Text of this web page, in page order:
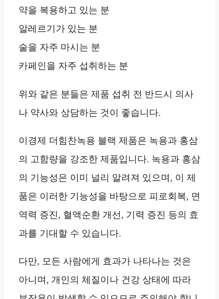
약을 복용하고 있는 분
알레르기가 있는 분
술을 자주 마시는 분
카페인을 자주 섭취하는 분
위와 같은 분들은 제품 섭취 전 반드시 의사
나 약사와 상담하는 것이 좋습니다.
이경제 더힘찬녹용 블랙 제품은 녹용과 홍삼
의 고함량을 강조한 제품입니다. 녹용과 홍삼
의 기능성은 이미 널리 알려져 있으며, 이 제
품은 이러한 기능성을 바탕으로 피로회복, 면
역력 증진, 혈액순환 개선, 기력 증진 등의 효
과를 기대할 수 있습니다.
다만, 모든 사람에게 효과가 나타나는 것은
아니며, 개인의 체질이나 건강 상태에 따라